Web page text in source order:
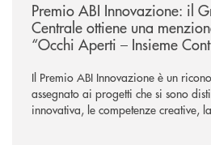
Premio ABI Innovazione: il
Centrale ottiene una
“Occhi Aperti – Insieme
Il Premio ABI Innovazione è un
assegnato ai progetti che si sono
innovativa, le competenze creative,